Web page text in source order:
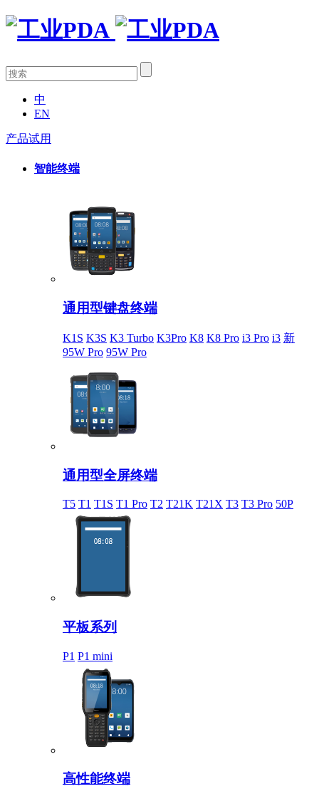
中
EN
产品试用
智能终端
通用型键盘终端
K1S K3S K3 Turbo K3Pro K8 K8 Pro i3 Pro i3 新
95W Pro 95W Pro
通用型全屏终端
T5 T1 T1S T1 Pro T2 T21K T21X T3 T3 Pro 50P
平板系列
P1 P1 mini
高性能终端